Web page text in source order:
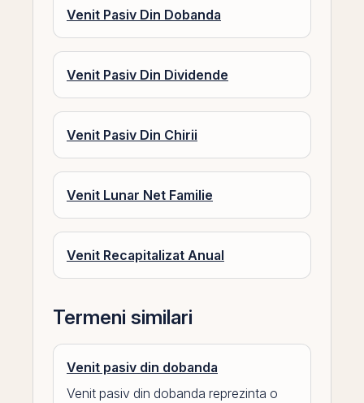
Venit Pasiv Din Dobanda
Venit Pasiv Din Dividende
Venit Pasiv Din Chirii
Venit Lunar Net Familie
Venit Recapitalizat Anual
Termeni similari
Venit pasiv din dobanda
Venit pasiv din dobanda reprezinta o